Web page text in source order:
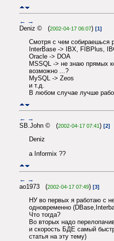
← →
Deniz © (2002-04-17 06:07) [1]
Смотря с чем собираешься
InterBase -> IBX, FIBPlus,
Oracle -> DOA
MSSQL -> не знаю прямых
возможно ...?
MySQL -> Zeos
и т.д.
В любом случае лучше
← →
SB.John © (2002-04-17 07:41) [2]
Deniz
а Informix ??
← →
ao1973 (2002-04-17 07:49) [3]
НУ во первых я работаю с
одновременно
Что тогда?
Во вторых надо
и скорость БДЕ самый
статья на эту тему)